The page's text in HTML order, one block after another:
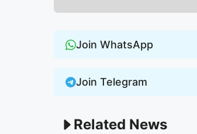
Join WhatsApp
Join Telegram
Related News